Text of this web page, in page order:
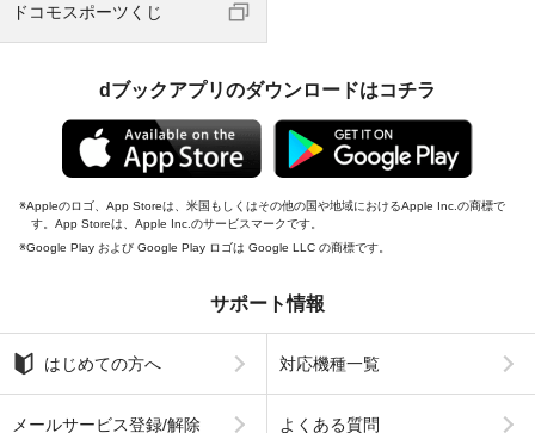
ドコモスポーツくじ
dブックアプリのダウンロードはコチラ
Appleのロゴ、App Storeは、米国もしくはその他の国や地域におけるApple Inc.の商標で
す。App Storeは、Apple Inc.のサービスマークです。
Google Play および Google Play ロゴは Google LLC の商標です。
サポート情報
はじめての方へ 対応機種一覧
メールサービス登録/解除 よくある質問